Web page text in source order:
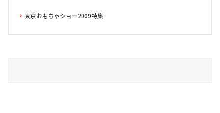
東京おもちゃショー2009特集